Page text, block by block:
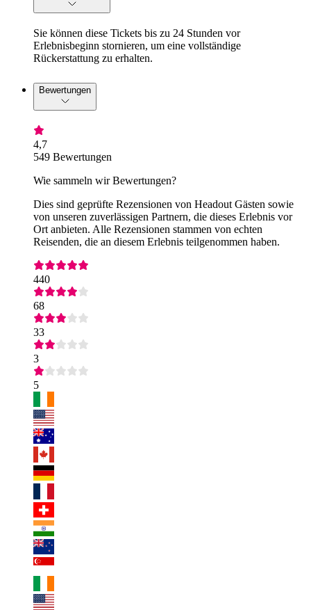
Sie können diese Tickets bis zu 24 Stunden vor
Erlebnisbeginn stornieren, um eine vollständige
Rückerstattung zu erhalten.
Bewertungen
4,7
549 Bewertungen
Wie sammeln wir Bewertungen?
Dies sind geprüfte Rezensionen von Headout Gästen sowie
von unseren zuverlässigen Partnern, die dieses Erlebnis vor
Ort anbieten. Alle Rezensionen stammen von echten
Reisenden, die an diesem Erlebnis teilgenommen haben.
440
68
33
3
5